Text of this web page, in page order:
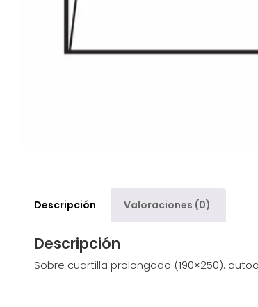
Descripción Valoraciones (0)
Descripción
Sobre cuartilla prolongado (190×250).